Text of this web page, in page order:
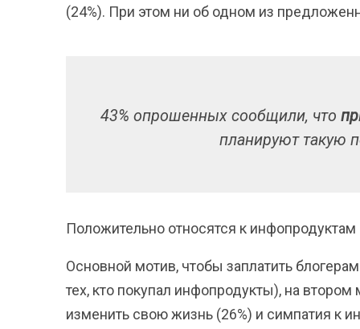
(24%). При этом ни об одном из
43% опрошенных сообщили, что
планируют такую
Положительно относятся к
Основной мотив, чтобы заплатить
тех, кто покупал инфопродукты), на
изменить свою жизнь (26%) и симпатия к